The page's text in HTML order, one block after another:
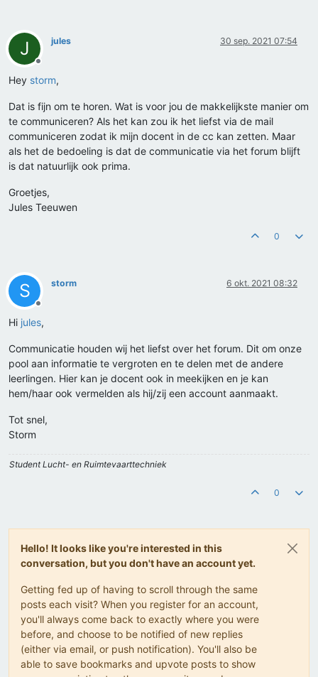
J
Offline
jules 30 sep. 2021 07:54
Hey storm,
Dat is fijn om te horen. Wat is voor jou de makkelijkste manier om
te communiceren? Als het kan zou ik het liefst via de mail
communiceren zodat ik mijn docent in de cc kan zetten. Maar
als het de bedoeling is dat de communicatie via het forum blijft
is dat natuurlijk ook prima.
Groetjes,
Jules Teeuwen
0
S
Offline
storm 6 okt. 2021 08:32
Hi jules,
Communicatie houden wij het liefst over het forum. Dit om onze
pool aan informatie te vergroten en te delen met de andere
leerlingen. Hier kan je docent ook in meekijken en je kan
hem/haar ook vermelden als hij/zij een account aanmaakt.
Tot snel,
Storm
Student Lucht- en Ruimtevaarttechniek
0
Hello! It looks like you're interested in this
conversation, but you don't have an account yet.
Getting fed up of having to scroll through the same
posts each visit? When you register for an account,
you'll always come back to exactly where you were
before, and choose to be notified of new replies
(either via email, or push notification). You'll also be
able to save bookmarks and upvote posts to show